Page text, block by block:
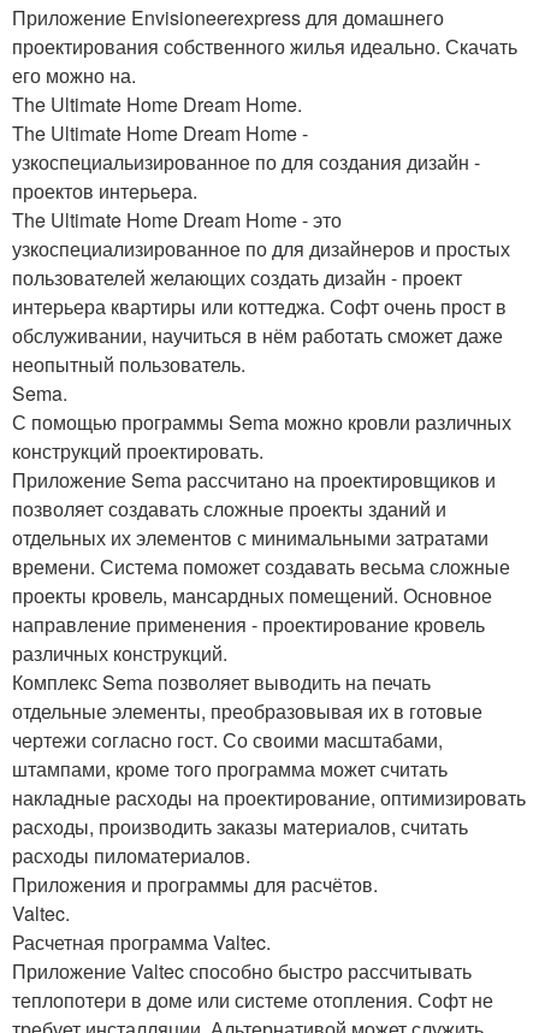
Приложение Envisioneerexpress для домашнего
проектирования собственного жилья идеально. Скачать
его можно на.
The Ultimate Home Dream Home.
The Ultimate Home Dream Home -
узкоспециальизированное по для создания дизайн -
проектов интерьера.
The Ultimate Home Dream Home - это
узкоспециализированное по для дизайнеров и простых
пользователей желающих создать дизайн - проект
интерьера квартиры или коттеджа. Софт очень прост в
обслуживании, научиться в нём работать сможет даже
неопытный пользователь.
Sema.
С помощью программы Sema можно кровли различных
конструкций проектировать.
Приложение Sema рассчитано на проектировщиков и
позволяет создавать сложные проекты зданий и
отдельных их элементов с минимальными затратами
времени. Система поможет создавать весьма сложные
проекты кровель, мансардных помещений. Основное
направление применения - проектирование кровель
различных конструкций.
Комплекс Sema позволяет выводить на печать
отдельные элементы, преобразовывая их в готовые
чертежи согласно гост. Со своими масштабами,
штампами, кроме того программа может считать
накладные расходы на проектирование, оптимизировать
расходы, производить заказы материалов, считать
расходы пиломатериалов.
Приложения и программы для расчётов.
Valtec.
Расчетная программа Valtec.
Приложение Valtec способно быстро рассчитывать
теплопотери в доме или системе отопления. Софт не